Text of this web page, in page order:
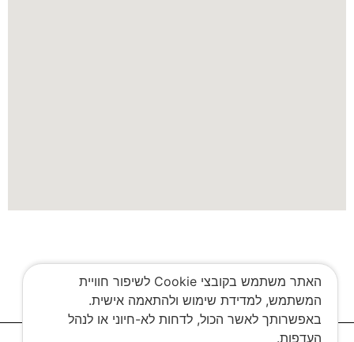
האתר משתמש בקובצי Cookie לשיפור חוויית
המשתמש, למדידת שימוש ולהתאמה אישית.
באפשרותך לאשר הכול, לדחות לא-חיוני או לנהל
העדפות.